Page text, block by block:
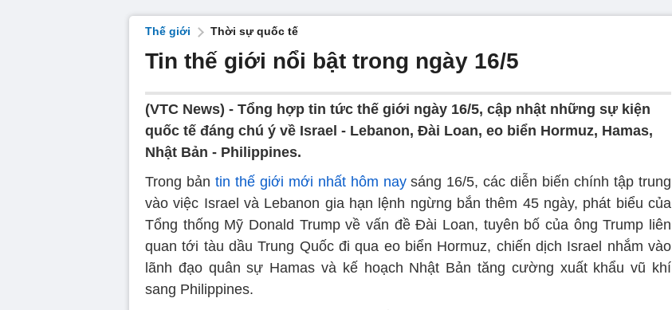
Thế giới Thời sự quốc tế
Tin thế giới nổi bật trong ngày 16/5
(VTC News) - Tổng hợp tin tức thế giới ngày 16/5, cập nhật những sự kiện
quốc tế đáng chú ý về Israel - Lebanon, Đài Loan, eo biển Hormuz, Hamas,
Nhật Bản - Philippines.
Trong bản tin thế giới mới nhất hôm naysáng 16/5, các diễn biến chính tập trung
vào việc Israel và Lebanon gia hạn lệnh ngừng bắn thêm 45 ngày, phát biểu của
Tổng thống Mỹ Donald Trump về vấn đề Đài Loan, tuyên bố của ông Trump liên
quan tới tàu dầu Trung Quốc đi qua eo biển Hormuz, chiến dịch Israel nhắm vào
lãnh đạo quân sự Hamas và kế hoạch Nhật Bản tăng cường xuất khẩu vũ khí
sang Philippines.